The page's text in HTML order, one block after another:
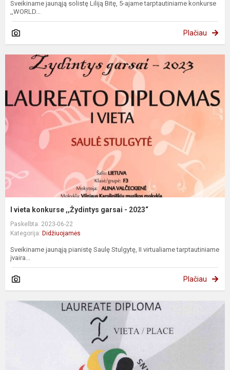
Sveikiname jaunąją solistę Liliją Bitę, 5-ajame tarptautiniame konkurse
,,WORLD...
Plačiau
I vieta konkurse ,,Žydintys garsai - 2023“
Paskelbta: 2023-06-22
Kategorija: Didžiuojamės
Sveikiname jaunąją pianistę Saulę Stulgytę, II virtualiame tarptautiniame
įvaira...
Plačiau